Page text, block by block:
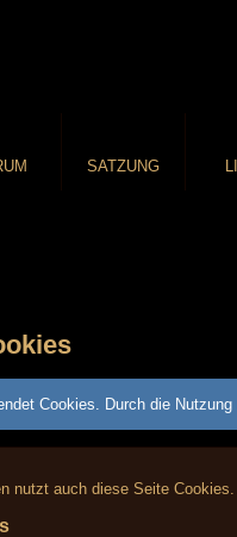
SATZUNG
Cookies. Durch die
nutzt auch diese Seite